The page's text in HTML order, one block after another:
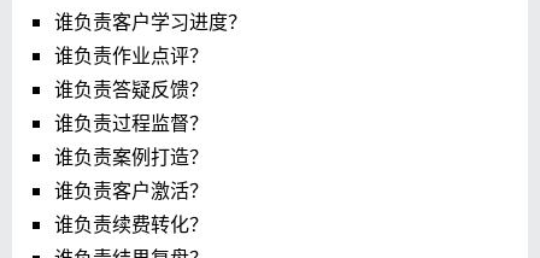
谁负责客户学习进度？
谁负责作业点评？
谁负责答疑反馈？
谁负责过程监督？
谁负责案例打造？
谁负责客户激活？
谁负责续费转化？